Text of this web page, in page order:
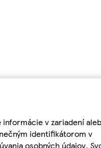
v zariadení
identifikátorom v
osobných údajov.